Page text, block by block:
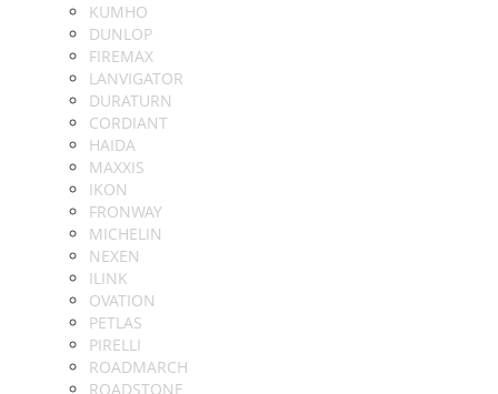
KUMHO
DUNLOP
FIREMAX
LANVIGATOR
DURATURN
CORDIANT
HAIDA
MAXXIS
IKON
FRONWAY
MICHELIN
NEXEN
ILINK
OVATION
PETLAS
PIRELLI
ROADMARCH
ROADSTONE